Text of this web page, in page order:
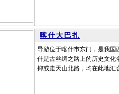
喀什大巴扎
导游位于喀什市东门，是我国
什是古丝绸之路上的历史文化
抑或走天山北路，均在此地汇